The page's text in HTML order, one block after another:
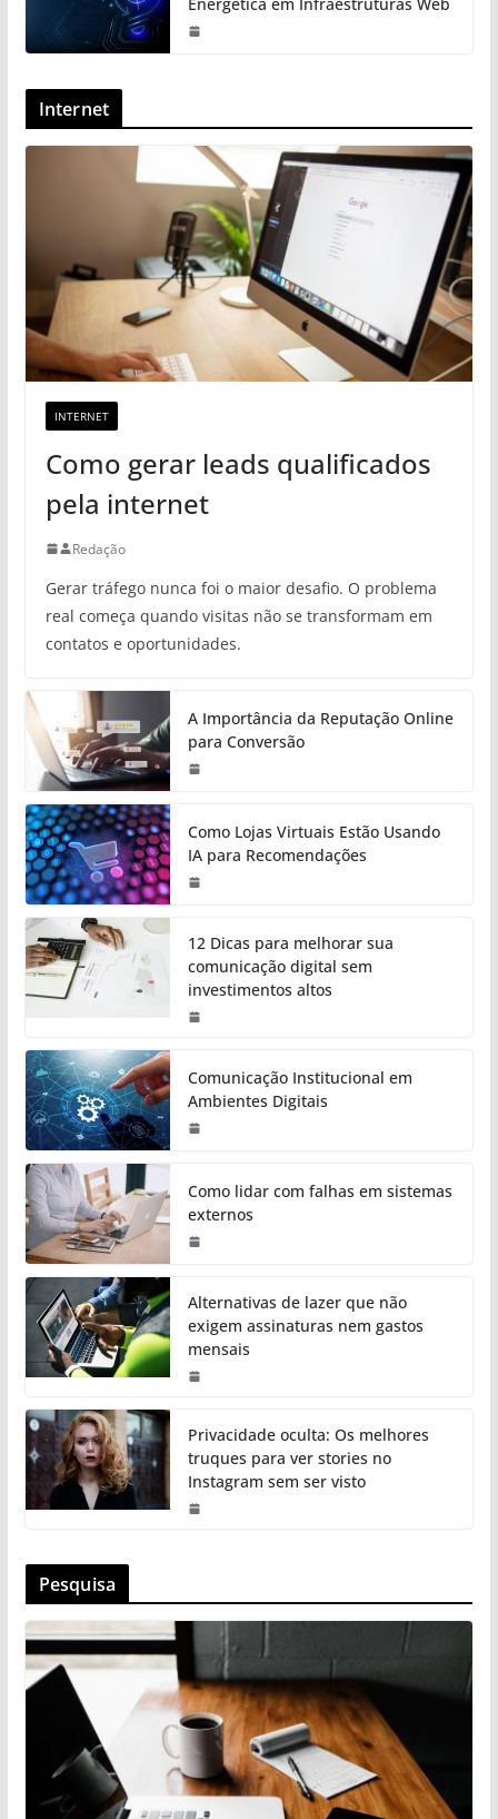
Internet
INTERNET
Como gerar leads qualificados
pela internet
Redação
Gerar tráfego nunca foi o maior desafio. O problema
real começa quando visitas não se transformam em
contatos e oportunidades.
A Importância da Reputação Online
para Conversão
Como Lojas Virtuais Estão Usando
IA para Recomendações
12 Dicas para melhorar sua
comunicação digital sem
investimentos altos
Comunicação Institucional em
Ambientes Digitais
Como lidar com falhas em sistemas
externos
Alternativas de lazer que não
exigem assinaturas nem gastos
mensais
Privacidade oculta: Os melhores
truques para ver stories no
Instagram sem ser visto
Pesquisa